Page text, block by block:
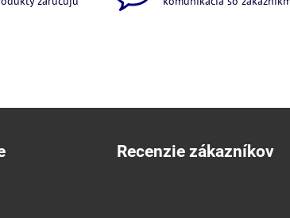
Recenzie zákazníkov